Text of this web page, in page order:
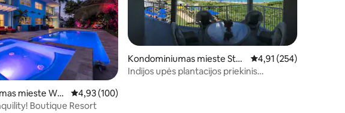
5, atsiliepimų: 53
mieste Wes
Vidutinis įvertinimas: 4,93 iš 5, atsiliepimų: 100
4,93 (100)
Boutique Resort
Kondominiumas mieste Stua
rt
Vidutinis įvertinimas:
4,91 (254)
Indijos upės plantacijos priekinis